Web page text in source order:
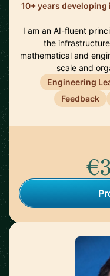
10+ years
I am an AI-fluent
the
mathematical and
scale and
Engineering
Feedback